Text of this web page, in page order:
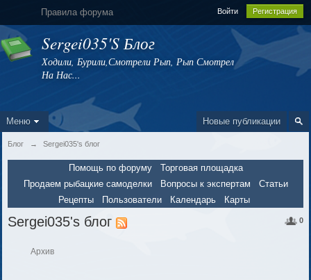
Правила форума Войти Регистрация
Sergei035's Блог
Ходили, Бурили,смотрели Рып, Рып Смотрел
На Нас...
Новые публикации
Меню
Блог → Sergei035's блог
Помощь по форуму
Торговая площадка
Продаем рыбацкие самоделки
Вопросы к экспертам
Статьи
Рецепты
Пользователи Календарь Карты
0
Sergei035's блог
Архив